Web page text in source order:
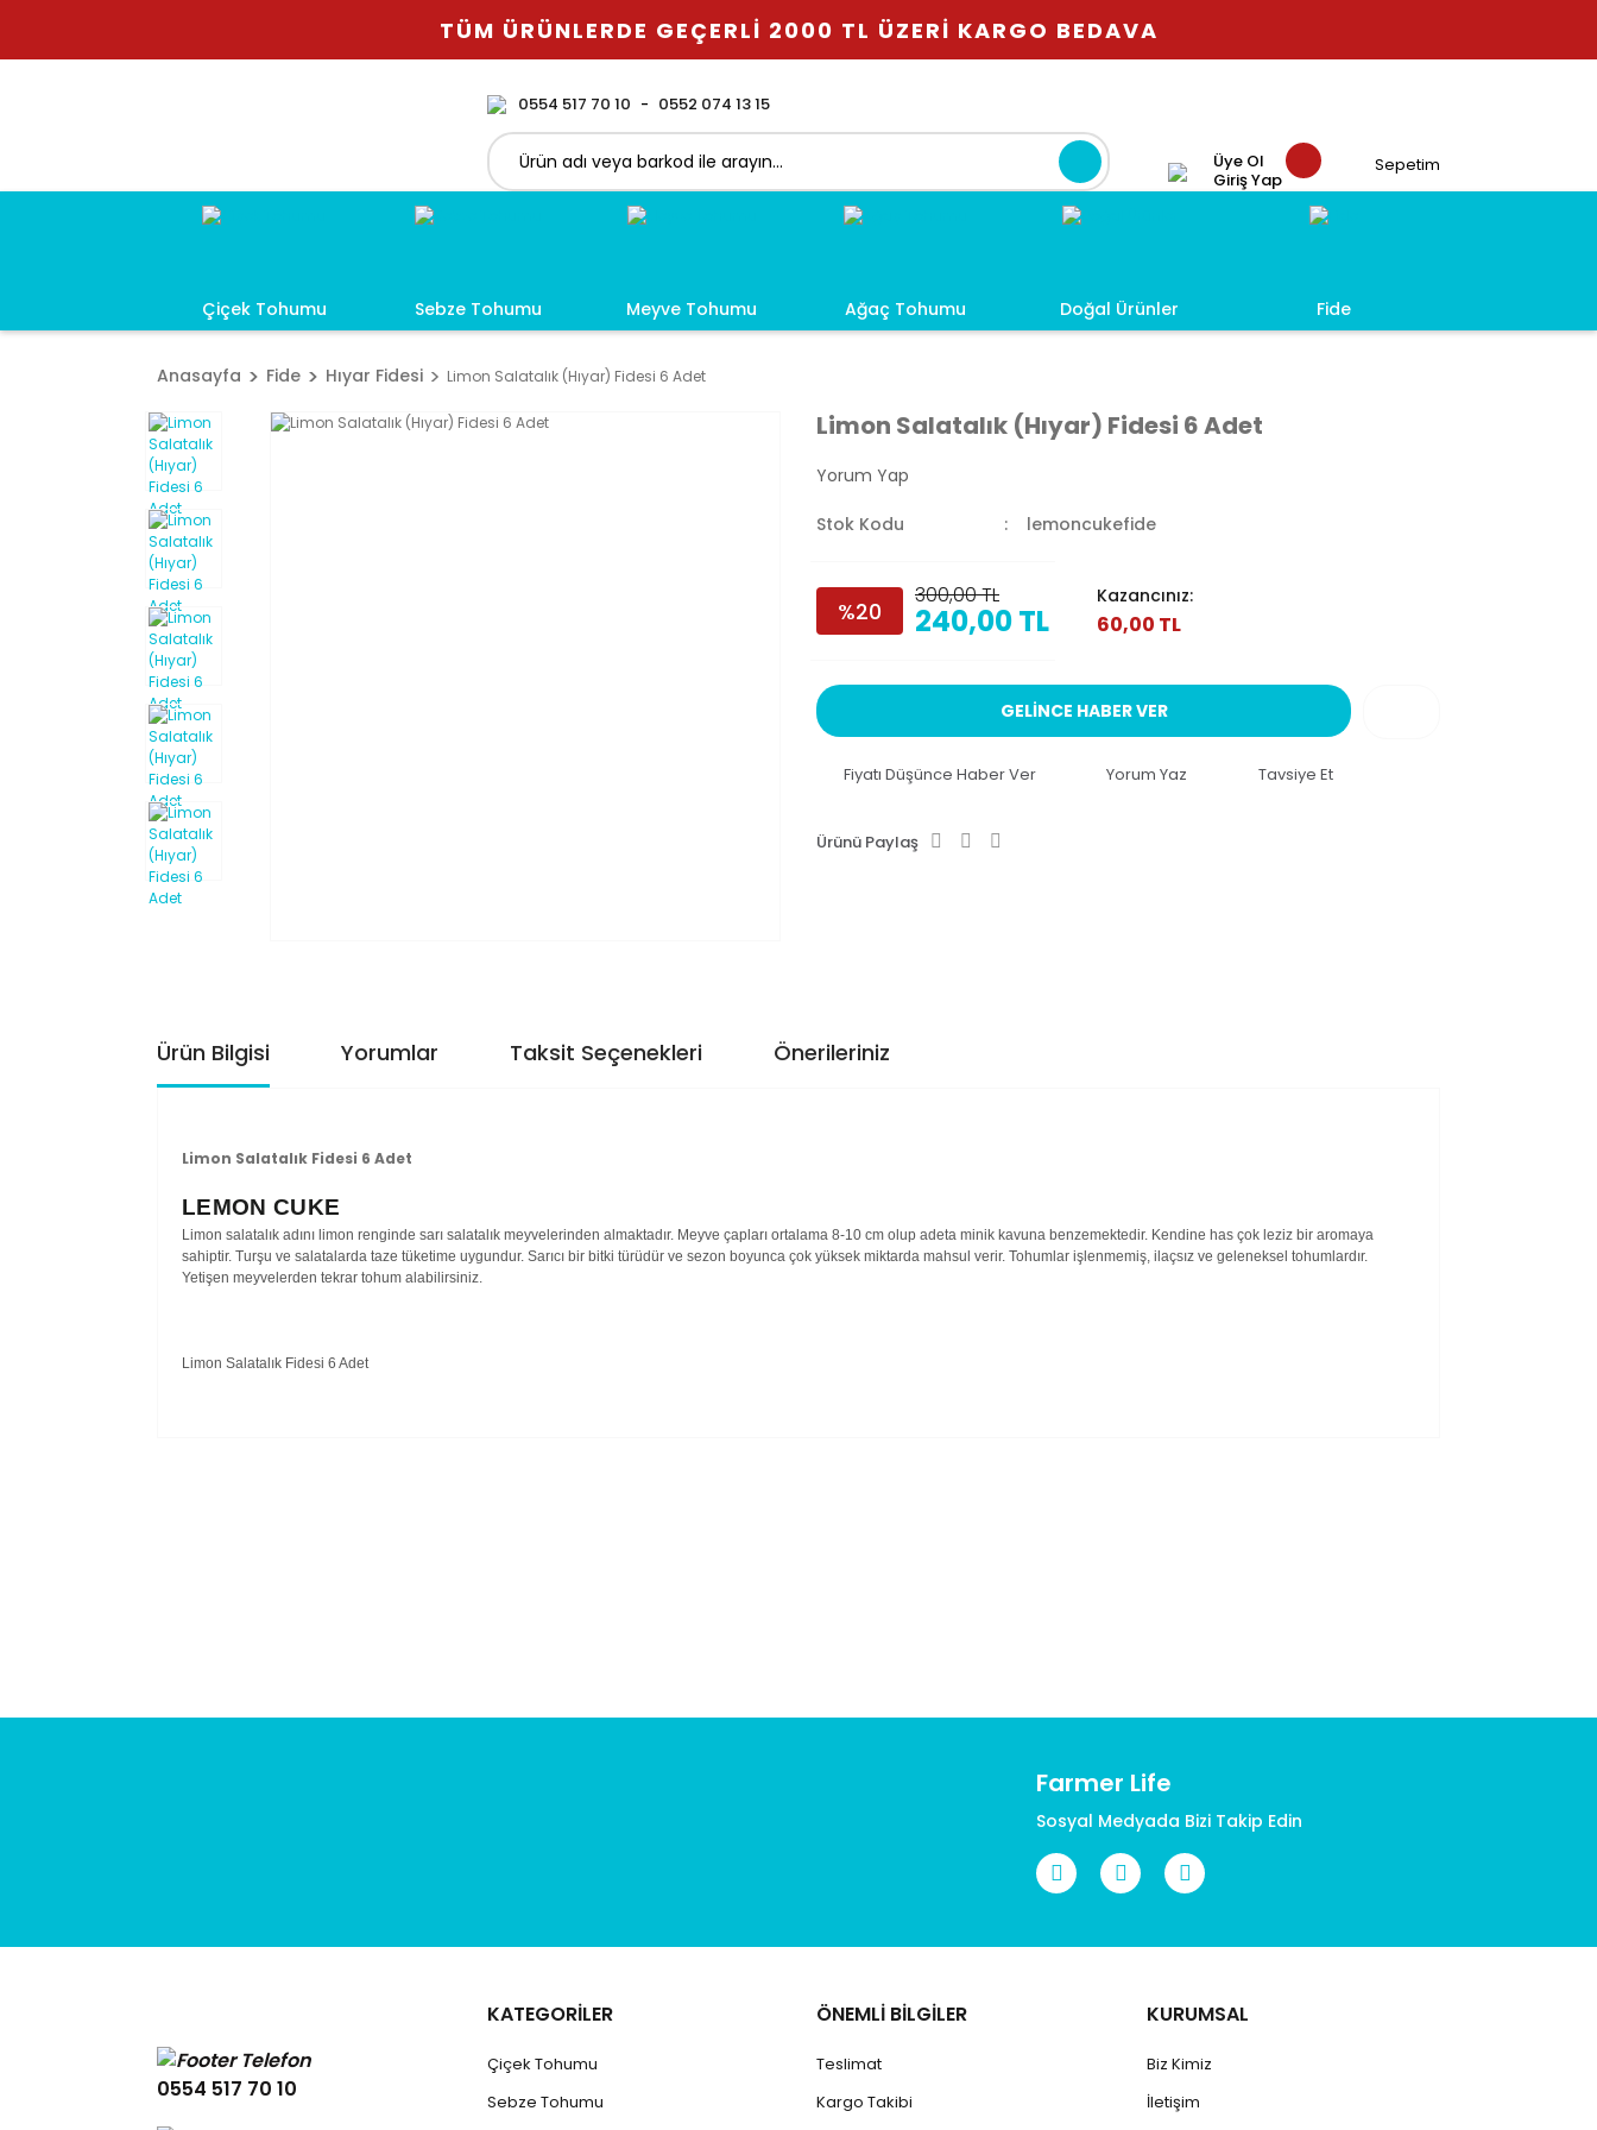
TÜM ÜRÜNLERDE GEÇERLİ 2000 TL ÜZERİ KARGO BEDAVA
0554 517 70 10 0552 074 13 15
Üye Ol
Giriş Yap
Sepetim
Çiçek Tohumu Sebze Tohumu Meyve Tohumu Ağaç Tohumu Doğal Ürünler Fide
Anasayfa Fide Hıyar Fidesi Limon Salatalık (Hıyar) Fidesi 6 Adet
Limon Salatalık (Hıyar) Fidesi 6 Adet
Yorum Yap
Stok Kodu lemoncukefide
%20
300,00 TL
240,00 TL
Kazancınız:
60,00 TL
GELİNCE HABER VER
Fiyatı Düşünce Haber Ver Yorum Yaz Tavsiye Et
Ürünü Paylaş
Ürün Bilgisi Yorumlar Taksit Seçenekleri Önerileriniz
Limon Salatalık Fidesi 6 Adet
LEMON CUKE
Limon salatalık adını limon renginde sarı salatalık meyvelerinden almaktadır. Meyve çapları ortalama 8-10 cm olup adeta minik kavuna benzemektedir. Kendine has çok leziz bir aromaya
sahiptir. Turşu ve salatalarda taze tüketime uygundur. Sarıcı bir bitki türüdür ve sezon boyunca çok yüksek miktarda mahsul verir. Tohumlar işlenmemiş, ilaçsız ve geleneksel tohumlardır.
Yetişen meyvelerden tekrar tohum alabilirsiniz.
Limon Salatalık Fidesi 6 Adet
Farmer Life
Sosyal Medyada Bizi Takip Edin
0554 517 70 10
KATEGORİLER
Çiçek Tohumu
Sebze Tohumu
ÖNEMLİ BİLGİLER
Teslimat
Kargo Takibi
KURUMSAL
Biz Kimiz
İletişim